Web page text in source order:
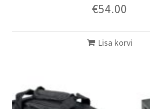
€54.00
Lisa korvi